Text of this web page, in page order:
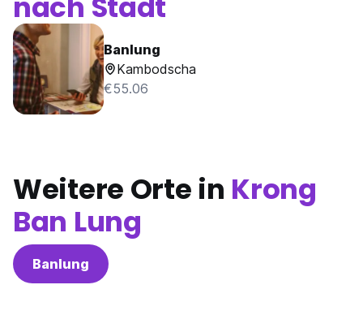
Banlung
Kambodscha
€55.06
Weitere Orte in Krong
Ban Lung
Banlung